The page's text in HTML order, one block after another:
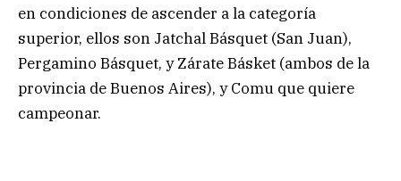
en condiciones de ascender a la categoría
superior, ellos son Jatchal Básquet (San Juan),
Pergamino Básquet, y Zárate Básket (ambos de la
provincia de Buenos Aires), y Comu que quiere
campeonar.